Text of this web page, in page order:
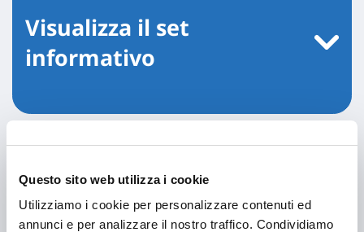
Questo sito web utilizza i cookie
Utilizziamo i cookie per personalizzare contenuti ed
annunci e per analizzare il nostro traffico. Condividiamo
Visualizza il set
informativo
Le nostre soluzioni